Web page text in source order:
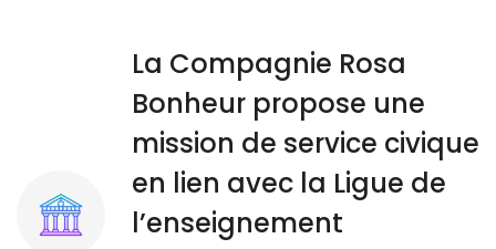
La Compagnie Rosa
Bonheur propose une
mission de service civique
en lien avec la Ligue de
l’enseignement